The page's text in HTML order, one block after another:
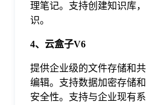
理笔记。支持创建知识库
识。
4、云盒子V6
提供企业级的文件存储和
编辑。支持数据加密存储
安全性。支持与企业现有